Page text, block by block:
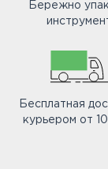
Бережно
Бесплатная
курьером от